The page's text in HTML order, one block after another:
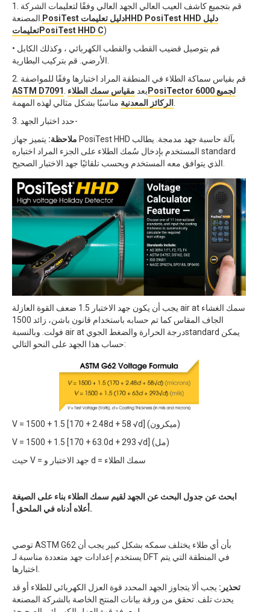
1. قم بتجميع كاشف العيب العالي الجهد العالي وفقًا لتعليمات الشركة
PosiTest دليل تعليماتHHD PosiTest HHD دليل
تعليماتPosiTest HHD C)
• قم بتوصيل قضيب القطب والقطب الكهربائي ، وكذلك الكابل
2. قم بقياس سماكة الطلاء في المنطقة المراد اختبارها وفقًا للمواصفة
ASTM D7091
. يعد مقياس سمك الطلاءPosiTector 6000 لجميع
الركائز المعدنية
3. حدد اختبار الجهد-
ملاحظة: يتميز جهاز PosiTest HHD بآلة حاسبة جهد مدمجة. يطالب
المستخدم بإدخال سُمك الطلاء على الجزء المراد اختباره standard
يجب أن يكون جهد الاختبار 1.5 ضعف القوة العازلة air at سمك الغشاء
الجاف المقاس كما تم حسابه باستخدام قانون باشن، زائد 1500
فولت. وبالنسبة air at درجة الحرارة والضغط الجويstandard يمكن
حساب هذا الجهد على النحو التالي:
V = 1500 + 1.5 [170 + 2.48d + 58 √d] (ميكرون)
V = 1500 + 1.5 [170 + 63.0d + 293 √d] (مل)
حيث V = جهد الاختبار و d = سمك الطلاء
ابحث عن جدول البحث عن الجهد لقيم سمك الطلاء بناء على الصيغة
أعلاه أدناه في الملحق أ.
توصي ASTM G62 بأن أي طلاء يختلف سمكه بشكل كبير يجب أن
يستخدم إعدادات جهد متعددة مناسبة لـ DFT في المنطقة التي يتم
تحذير: يجب ألا يتجاوز الجهد المحدد قوة العزل الكهربائي للطلاء أو قد
يحدث تلف. تحقق من ورقة بيانات المنتج الخاصة بالشركة المصنعة